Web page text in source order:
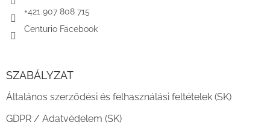
+421 907 808 715
Centurio Facebook
SZABÁLYZAT
Általános szerződési és felhasználási feltételek (SK)
GDPR / Adatvédelem (SK)